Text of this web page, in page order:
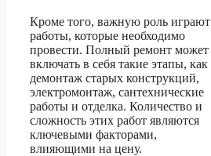
Кроме того, важную роль играют
работы, которые необходимо
провести. Полный ремонт может
включать в себя такие этапы, как
демонтаж старых конструкций,
электромонтаж, сантехнические
работы и отделка. Количество и
сложность этих работ являются
ключевыми факторами,
влияющими на цену.